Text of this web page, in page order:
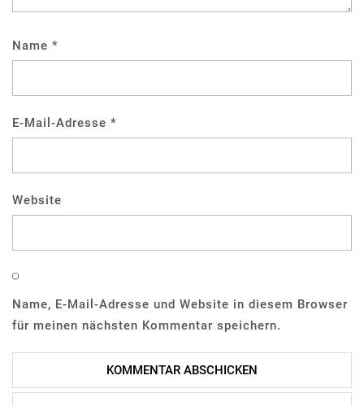
Name *
E-Mail-Adresse *
Website
Name, E-Mail-Adresse und Website in diesem Browser
für meinen nächsten Kommentar speichern.